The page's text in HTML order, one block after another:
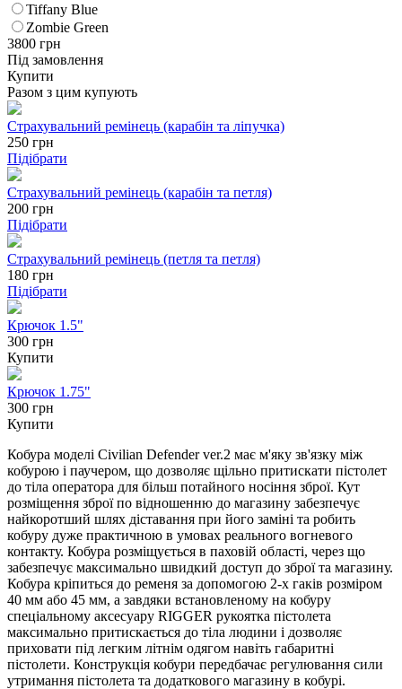
Tiffany Blue
Zombie Green
3800 грн
Під замовлення
Купити
Разом з цим купують
Страхувальний ремінець (карабін та ліпучка)
250 грн
Підібрати
Страхувальний ремінець (карабін та петля)
200 грн
Підібрати
Страхувальний ремінець (петля та петля)
180 грн
Підібрати
Крючок 1.5"
300 грн
Купити
Крючок 1.75"
300 грн
Купити
Кобура моделі Civilian Defender ver.2 має м'яку зв'язку між
кобурою і паучером, що дозволяє щільно притискати пістолет
до тіла оператора для більш потайного носіння зброї. Кут
розміщення зброї по відношенню до магазину забезпечує
найкоротший шлях діставання при його заміні та робить
кобуру дуже практичною в умовах реального вогневого
контакту. Кобура розміщується в паховій області, через що
забезпечує максимально швидкий доступ до зброї та магазину.
Кобура кріпиться до ременя за допомогою 2-х гаків розміром
40 мм або 45 мм, а завдяки встановленому на кобуру
спеціальному аксесуару RIGGER рукоятка пістолета
максимально притискається до тіла людини і дозволяє
приховати під легким літнім одягом навіть габаритні
пістолети. Конструкція кобури передбачає регулювання сили
утримання пістолета та додаткового магазину в кобурі.